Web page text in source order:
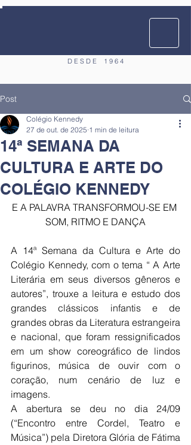
D E S D E 1 9 6 4
Post
14ª SEMANA DA
CULTURA E ARTE DO
COLÉGIO KENNEDY
Colégio Kennedy
27 de out. de 2025 1 min de leitura
E A PALAVRA TRANSFORMOU-SE EM
SOM, RITMO E DANÇA
A 14ª Semana da Cultura e Arte do
Colégio Kennedy, com o tema “ A Arte
Literária em seus diversos gêneros e
autores”, trouxe a leitura e estudo dos
grandes clássicos infantis e de
grandes obras da Literatura estrangeira
e nacional, que foram ressignificados
em um show coreográfico de lindos
figurinos, música de ouvir com o
coração, num cenário de luz e
imagens.
A abertura se deu no dia 24/09
(“Encontro entre Cordel, Teatro e
Música”) pela Diretora Glória de Fátima